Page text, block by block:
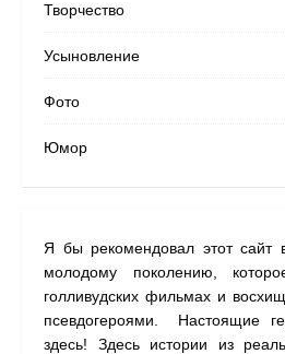
Творчество
Усыновление
Фото
Юмор
Я бы рекомендовал этот сайт
молодому поколению,
голливудских фильмах и
псевдогероями. Настоящие
здесь! Здесь истории из